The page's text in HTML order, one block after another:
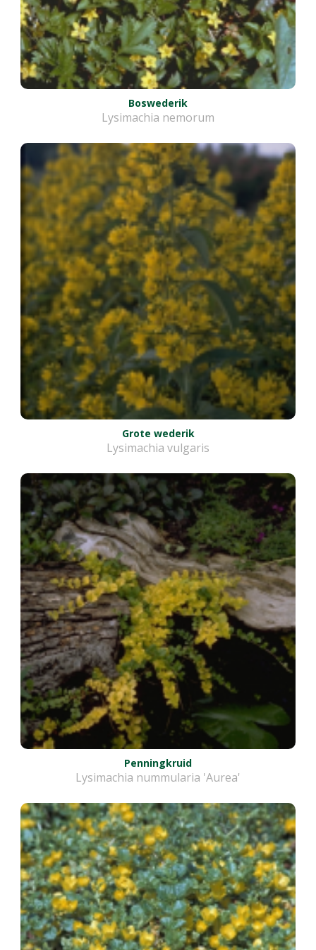
Boswederik
Lysimachia nemorum
Grote wederik
Lysimachia vulgaris
Penningkruid
Lysimachia nummularia 'Aurea'